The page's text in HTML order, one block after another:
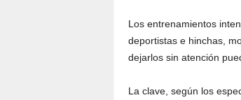
Los entrenamientos
deportistas e hinchas,
dejarlos sin atención
La clave, según los